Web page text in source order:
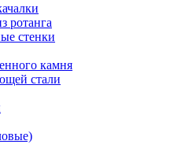
ротанга
стенки
камня
стали